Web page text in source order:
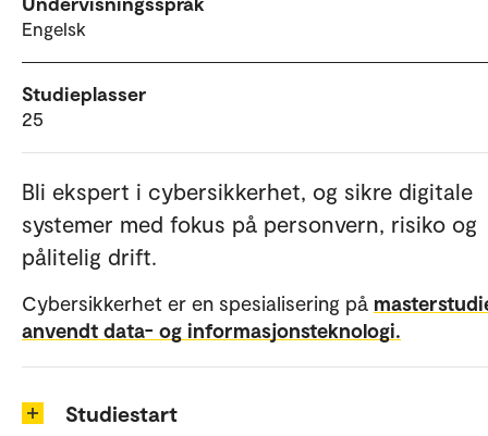
Engelsk
Studieplasser
25
Bli ekspert i cybersikkerhet, og sikre digitale
systemer med fokus på personvern, risiko og
pålitelig drift.
Cybersikkerhet er en spesialisering på
anvendt data- og informasjonsteknologi.
Studiestart